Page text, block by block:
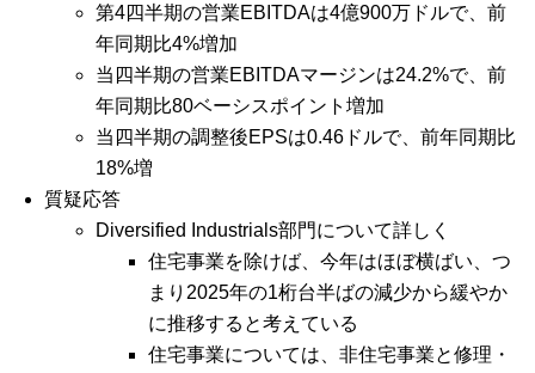
第4四半期の営業EBITDAは4億900万ドルで、前
年同期比4%増加
当四半期の営業EBITDAマージンは24.2%で、前
年同期比80ベーシスポイント増加
当四半期の調整後EPSは0.46ドルで、前年同期比
18%増
質疑応答
Diversified Industrials部門について詳しく
住宅事業を除けば、今年はほぼ横ばい、つ
まり2025年の1桁台半ばの減少から緩やか
に推移すると考えている
住宅事業については、非住宅事業と修理・